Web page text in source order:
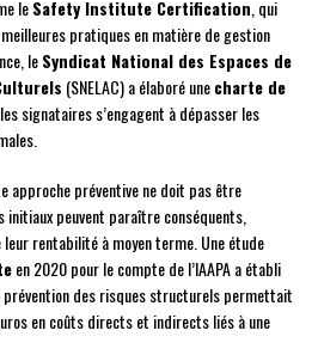
leSafety Institute Certification , qui
pratiques en matière de gestion
leSyndicat National des Espaces de
(SNELAC) a élaboré unecharte de
signataires s’engagent à dépasser les
approche préventive ne doit pas être
peuvent paraître conséquents,
leur rentabilité à moyen terme. Une étude
en 2020 pour le compte de l’IAAPA a établi
prévention des risques structurels permettait
en coûts directs et indirects liés à une